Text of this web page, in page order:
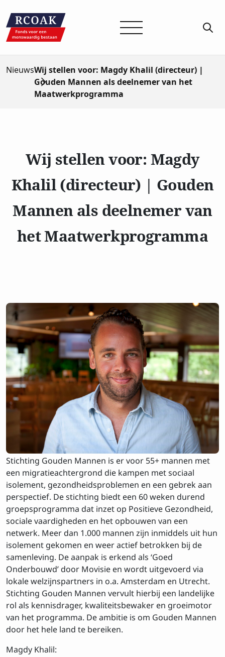
NieuwsWij stellen voor: Magdy Khalil (directeur) |
Gouden Mannen als deelnemer van het
Maatwerkprogramma
Wij stellen voor: Magdy
Khalil (directeur) | Gouden
Mannen als deelnemer van
het Maatwerkprogramma
Stichting Gouden Mannen is er voor 55+ mannen met
een migratieachtergrond die kampen met sociaal
isolement, gezondheidsproblemen en een gebrek aan
perspectief. De stichting biedt een 60 weken durend
groepsprogramma dat inzet op Positieve Gezondheid,
sociale vaardigheden en het opbouwen van een
netwerk. Meer dan 1.000 mannen zijn inmiddels uit hun
isolement gekomen en weer actief betrokken bij de
samenleving. De aanpak is erkend als ‘Goed
Onderbouwd’ door Movisie en wordt uitgevoerd via
lokale welzijnspartners in o.a. Amsterdam en Utrecht.
Stichting Gouden Mannen vervult hierbij een landelijke
rol als kennisdrager, kwaliteitsbewaker en groeimotor
van het programma. De ambitie is om Gouden Mannen
door het hele land te bereiken.
Magdy Khalil: